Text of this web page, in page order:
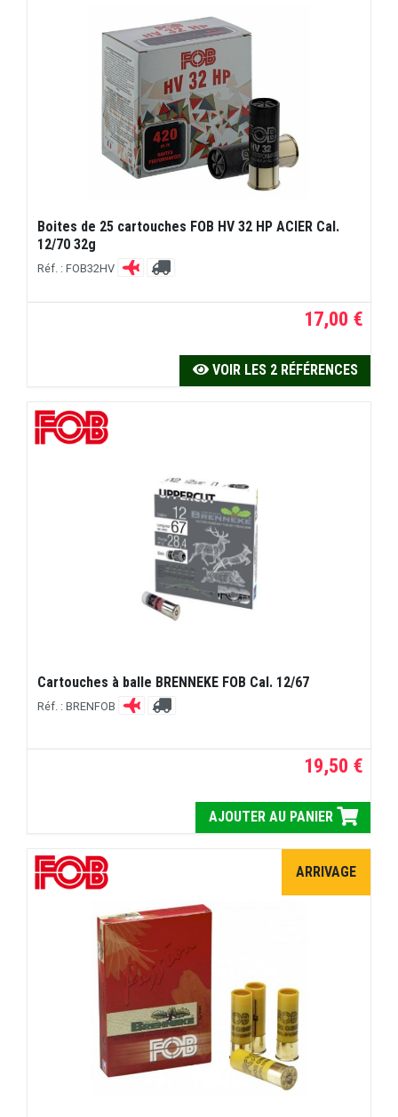
Boites de 25 cartouches FOB HV 32 HP ACIER Cal.
12/70 32g
Réf. : FOB32HV
17,00 €
VOIR LES 2 RÉFÉRENCES
Cartouches à balle BRENNEKE FOB Cal. 12/67
Réf. : BRENFOB
19,50 €
AJOUTER AU PANIER
ARRIVAGE